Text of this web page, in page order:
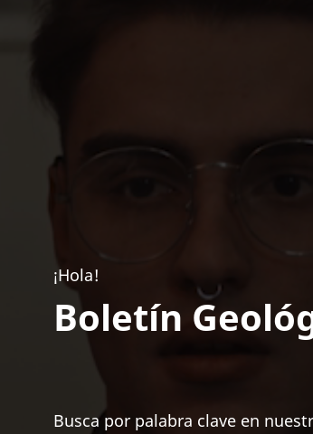
¡Hola!
Boletín
Busca por palabra clave en